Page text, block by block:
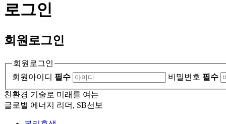
로그인
회원 로그인
회원로그인
회원아이디 필수 비밀번호 필수
친환경 기술로 미래를 여는
글로벌 에너지 리더, SB선보